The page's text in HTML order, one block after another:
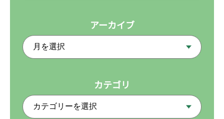
アーカイブ
カテゴリ